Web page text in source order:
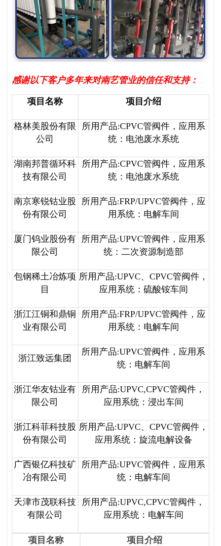
感谢以下客户多年来对南艺管业的信任和支持：
项目名称 项目介绍
格林美股份有限
公司
所用产品:CPVC管阀件，应用系
统：电池废水系统
湖南邦普循环科
技有限公司
所用产品:CPVC管阀件，应用系
统：电池废水系统
南京寒锐钴业股
份有限公司
所用产品:FRP/UPVC管阀件，应
用系统：电解车间
厦门钨业股份有
限公司
所用产品:UPVC管阀件，应用系
统：二次资源制造部
包钢稀土冶炼项
目
所用产品:UPVC、CPVC管阀件，
应用系统：硫酸铵车间
浙江江铜和鼎铜
业有限公司
所用产品:FRP/UPVC管阀件，应
用系统：电解车间
浙江致远集团
所用产品:UPVC管阀件，应用系
统：电解车间
浙江华友钴业有
限公司
所用产品:UPVC,CPVC管阀件，
应用系统：浸出车间
浙江科菲科技股
份有限公司
所用产品:UPVC、CPVC管阀件，
应用系统：旋流电解设备
广西银亿科技矿
冶有限公司
所用产品:UPVC管阀件，应用系
统：电解车间
天津市茂联科技
有限公司
所用产品:UPVC,CPVC管阀件，
应用系统：电解车间
项目名称 项目介绍